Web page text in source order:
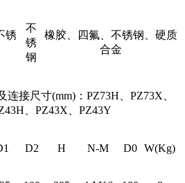
锈
不
锈
钢
橡胶、四氟、不锈钢、硬质
合金
接尺寸(mm)：PZ73H、PZ73X、
、PZ43X、PZ43Y
D2 H N-M D0 W(Kg)